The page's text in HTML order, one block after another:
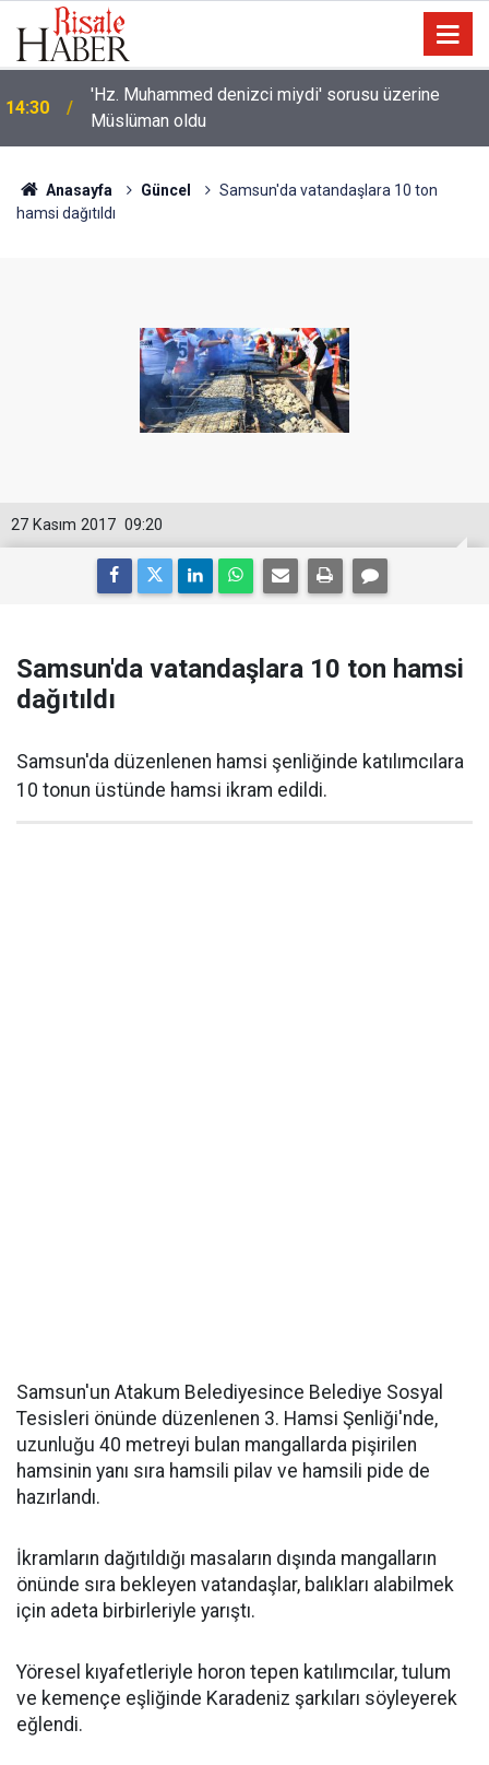
13:40
Bilim insanlarından hafıza keşfi: Unutulan anılar geri
getirilebilir mi?
Anasayfa Güncel
Samsun'da vatandaşlara 10 ton
hamsi dağıtıldı
09:20
27 Kasım 2017
Samsun'da vatandaşlara 10 ton hamsi
dağıtıldı
Samsun'da düzenlenen hamsi şenliğinde katılımcılara
10 tonun üstünde hamsi ikram edildi.
Samsun'un Atakum Belediyesince Belediye Sosyal
Tesisleri önünde düzenlenen 3. Hamsi Şenliği'nde,
uzunluğu 40 metreyi bulan mangallarda pişirilen
hamsinin yanı sıra hamsili pilav ve hamsili pide de
hazırlandı.
İkramların dağıtıldığı masaların dışında mangalların
önünde sıra bekleyen vatandaşlar, balıkları alabilmek
için adeta birbirleriyle yarıştı.
Yöresel kıyafetleriyle horon tepen katılımcılar, tulum
ve kemençe eşliğinde Karadeniz şarkıları söyleyerek
eğlendi.